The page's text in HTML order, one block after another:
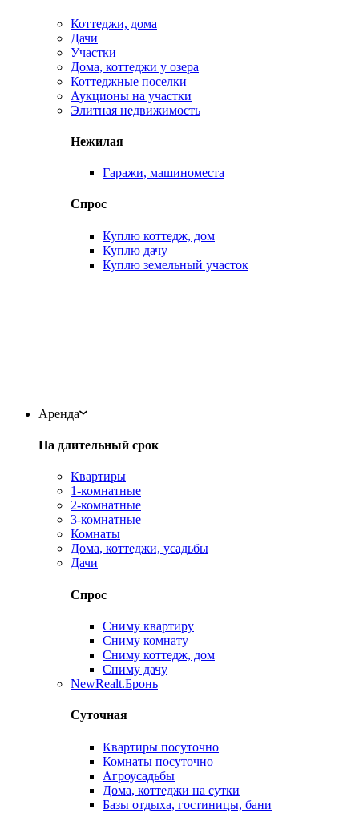
Коттеджи, дома
Дачи
Участки
Дома, коттеджи у озера
Коттеджные поселки
Аукционы на участки
Элитная недвижимость
Нежилая
Гаражи, машиноместа
Спрос
Куплю коттедж, дом
Куплю дачу
Куплю земельный участок
Аренда
На длительный срок
Квартиры
1-комнатные
2-комнатные
3-комнатные
Комнаты
Дома, коттеджи, усадьбы
Дачи
Спрос
Сниму квартиру
Сниму комнату
Сниму коттедж, дом
Сниму дачу
NewRealt.Бронь
Суточная
Квартиры посуточно
Комнаты посуточно
Агроусадьбы
Дома, коттеджи на сутки
Базы отдыха, гостиницы, бани